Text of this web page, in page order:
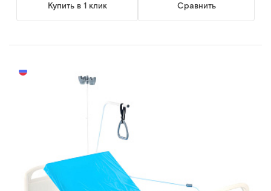
Купить в 1 клик Сравнить